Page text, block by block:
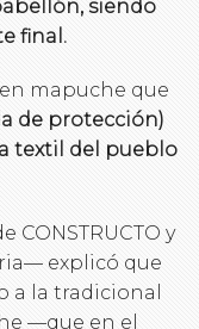
siendo
final.
mapuche que
de protección)
textil del pueblo
y
explicó que
a la tradicional
—que en el